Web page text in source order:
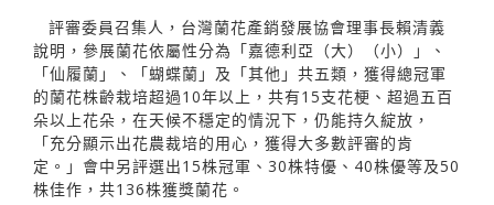
評審委員召集人，台灣蘭花產銷發展協會理事長賴清義
說明，參展蘭花依屬性分為「嘉德利亞（大）（小）」、
「仙履蘭」、「蝴蝶蘭」及「其他」共五類，獲得總冠軍
的蘭花株齡栽培超過10年以上，共有15支花梗、超過五百
朵以上花朵，在天候不穩定的情況下，仍能持久綻放，
「充分顯示出花農裁培的用心，獲得大多數評審的肯
定。」會中另評選出15株冠軍、30株特優、40株優等及50
株佳作，共136株獲獎蘭花。